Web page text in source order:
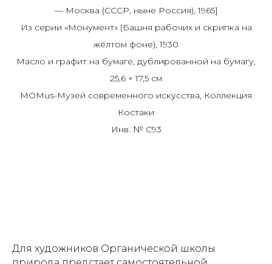
— Москва (СССР, ныне Россия), 1965]
Из серии «Монумент» (Башня рабочих и скрипка на
жёлтом фоне), 1930
Масло и графит на бумаге, дублированной на бумагу,
25,6 × 17,5 см
MOMus-Музей современного искусства, Коллекция
Костаки
Инв. № C93
Для художников Органической школы